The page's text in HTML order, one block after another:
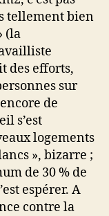
tellement bien
(la
des efforts,
sur
de
s’est
logements
», bizarre ;
de 30 % de
espérer. A
contre la